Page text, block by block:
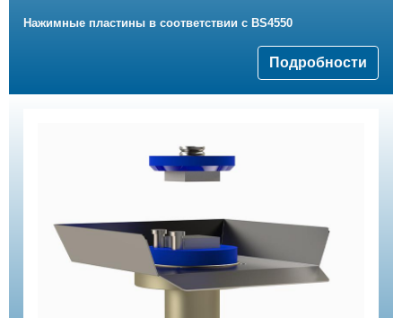
Нажимные пластины в соответствии с BS4550
Подробности